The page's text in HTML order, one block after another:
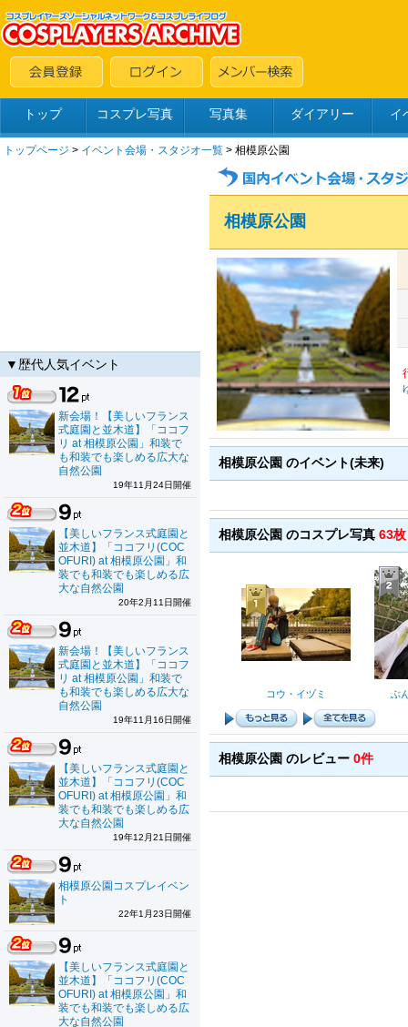
トップ コスプレ写真 写真集 ダイアリー イ
トップページ > イベント会場・スタジオ一覧 > 相模原公園
▼歴代人気イベント
新会場！【美しいフランス
式庭園と並木道】「ココフ
リ at 相模原公園」和装で
も和装でも楽しめる広大な
自然公園
19年11月24日開催
【美しいフランス式庭園と
並木道】「ココフリ(COC
OFURI) at 相模原公園」和
装でも和装でも楽しめる広
大な自然公園
20年2月11日開催
新会場！【美しいフランス
式庭園と並木道】「ココフ
リ at 相模原公園」和装で
も和装でも楽しめる広大な
自然公園
19年11月16日開催
【美しいフランス式庭園と
並木道】「ココフリ(COC
OFURI) at 相模原公園」和
装でも和装でも楽しめる広
大な自然公園
19年12月21日開催
相模原公園コスプレイベン
ト
22年1月23日開催
【美しいフランス式庭園と
並木道】「ココフリ(COC
OFURI) at 相模原公園」和
装でも和装でも楽しめる広
大な自然公園
相模原公園
相模原公園 のイベント(未来)
相模原公園 のコスプレ写真 63枚
コウ・イヅミ ぶ
相模原公園 のレビュー 0件